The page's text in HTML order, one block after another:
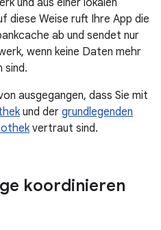
und aus einer lokalen
diese Weise ruft Ihre App die
ab und sendet nur
wenn keine Daten mehr
sind.
ausgegangen, dass Sie mit
und der grundlegenden
vertraut sind.
koordinieren